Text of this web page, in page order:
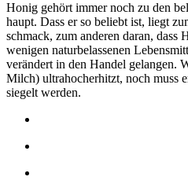
Honig ge­hört immer noch zu den
haupt. Dass er so be­liebt ist, liegt
schmack, zum ande­ren daran, dass
wenigen natur­belassenen
verändert in den Handel ge­langen.
Milch) ultra­hoch­erhitzt, noch muss
siegelt werden.